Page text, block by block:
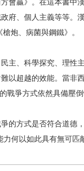
會贏》。在這本書中
府、個人主義等等。
炮、病菌與鋼鐵》。
主、科學探究、理性
以超越的效能。當非
爭方式依然具備壓倒
的方式是否符合道德
何以如此具有無可匹